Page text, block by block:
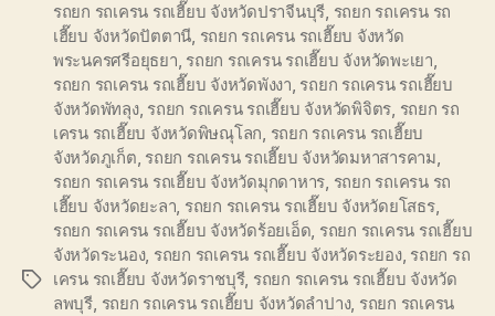
Tags
รถยก รถเครน รถเฮี๊ยบ จังหวัดปราจีนบุรี, รถยก รถเครน รถ
เฮี๊ยบ จังหวัดปัตตานี, รถยก รถเครน รถเฮี๊ยบ จังหวัด
พระนครศรีอยุธยา, รถยก รถเครน รถเฮี๊ยบ จังหวัดพะเยา,
รถยก รถเครน รถเฮี๊ยบ จังหวัดพังงา, รถยก รถเครน รถเฮี๊ยบ
จังหวัดพัทลุง, รถยก รถเครน รถเฮี๊ยบ จังหวัดพิจิตร, รถยก รถ
เครน รถเฮี๊ยบ จังหวัดพิษณุโลก, รถยก รถเครน รถเฮี๊ยบ
จังหวัดภูเก็ต, รถยก รถเครน รถเฮี๊ยบ จังหวัดมหาสารคาม,
รถยก รถเครน รถเฮี๊ยบ จังหวัดมุกดาหาร, รถยก รถเครน รถ
เฮี๊ยบ จังหวัดยะลา, รถยก รถเครน รถเฮี๊ยบ จังหวัดยโสธร,
รถยก รถเครน รถเฮี๊ยบ จังหวัดร้อยเอ็ด, รถยก รถเครน รถเฮี๊ยบ
จังหวัดระนอง, รถยก รถเครน รถเฮี๊ยบ จังหวัดระยอง, รถยก รถ
เครน รถเฮี๊ยบ จังหวัดราชบุรี, รถยก รถเครน รถเฮี๊ยบ จังหวัด
ลพบุรี, รถยก รถเครน รถเฮี๊ยบ จังหวัดลำปาง, รถยก รถเครน